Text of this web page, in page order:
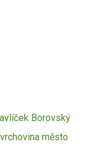
Borovský
město